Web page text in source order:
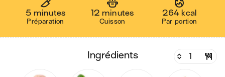
5 minutes
Préparation
12 minutes
Cuisson
264 kcal
Par portion
ingrédients